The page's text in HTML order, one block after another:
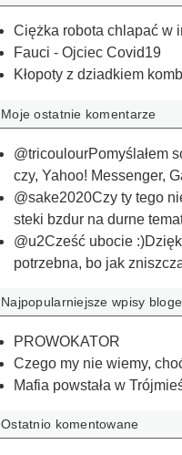
Ciężka robota chlapać w
Fauci - Ojciec Covid19
Kłopoty z dziadkiem
Moje ostatnie komentarze
@tricoulourPomyślałem
czy, Yahoo! Messenger,
@sake2020Czy ty tego
steki bzdur na durne
@u2Cześć ubocie
potrzebna, bo jak
Najpopularniejsze wpisy
PROWOKATOR
Czego my nie wiemy,
Mafia powstała w
Ostatnio komentowane